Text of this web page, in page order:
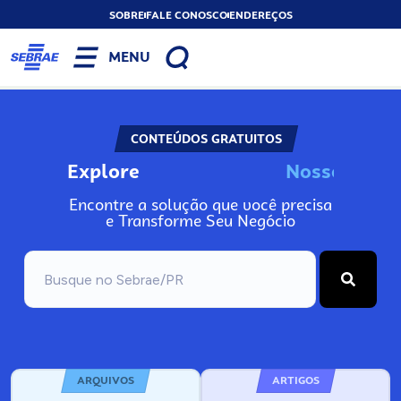
SOBREFALE CONOSCOENDEREÇOS
MENU
CONTEÚDOS GRATUITOS
Explore No
Encontre a solução que você precisa
e Transforme Seu Negócio
ARQUIVOS ARTIGOS